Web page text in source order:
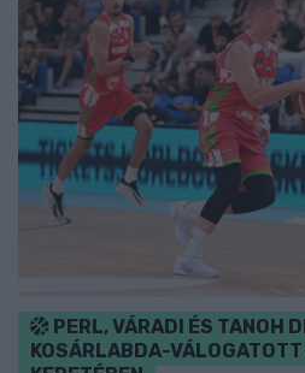
PERL, VÁRADI ÉS TANOH
KOSÁRLABDA-